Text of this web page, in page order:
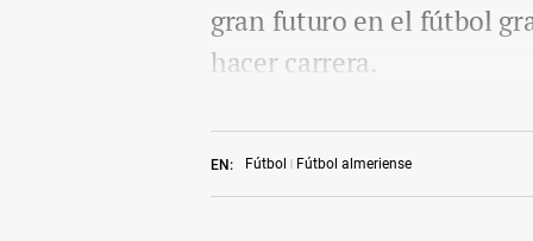
EN: Fútbol Fútbol almeriense
gran futuro en el fútbol
hacer carrera.